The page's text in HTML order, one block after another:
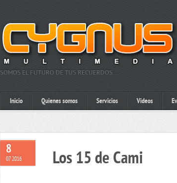
SOMOS EL FUTURO DE TUS RECUERDOS…
Inicio Quienes somos Servicios Videos
8
07 2016 Los 15 de Cami